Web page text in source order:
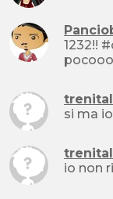
1232!! #ok a 1250 scattava l'upgrade...per
si ma
io non